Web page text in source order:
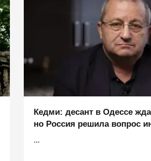
Кедми: десант в Одессе
но Россия решила вопрос
...